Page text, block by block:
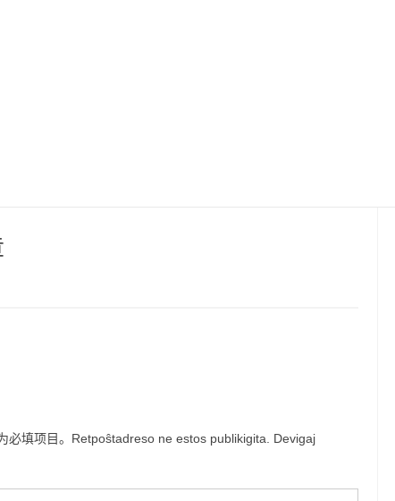
必填项目。Retpoŝtadreso ne estos publikigita. Devigaj